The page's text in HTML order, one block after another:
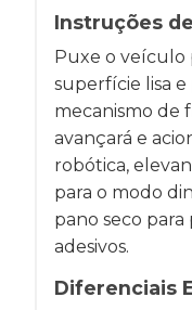
Instruções
Puxe o veículo
superfície lisa
mecanismo de
avançará e
robótica,
para o modo
pano seco
adesivos.
Diferenciais